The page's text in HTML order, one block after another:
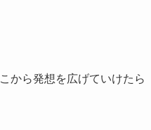
から発想を広げていけたら